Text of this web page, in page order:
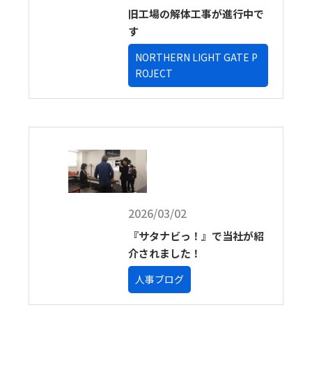
旧工場の解体工事が進行中で
す
NORTHERN LIGHT GATE P
ROJECT
2026/03/02
『サタナビっ！』で当社が紹
介されました！
人事ブログ